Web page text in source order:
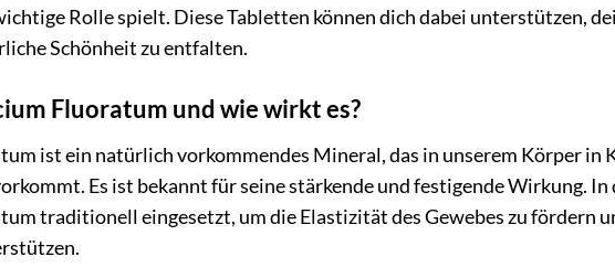
Rolle spielt. Diese Tabletten können dich dabei unterstützen,
Schönheit zu entfalten.
Fluoratum und wie wirkt es?
ist ein natürlich vorkommendes Mineral, das in unserem Körper in
Es ist bekannt für seine stärkende und festigende Wirkung.
traditionell eingesetzt, um die Elastizität des Gewebes zu fördern